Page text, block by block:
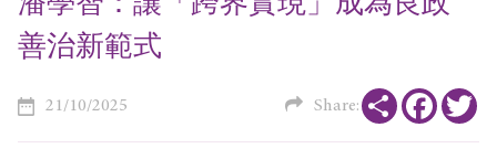
潘學智：讓「跨界實現」成為良政
善治新範式
21/10/2025 Share: Share